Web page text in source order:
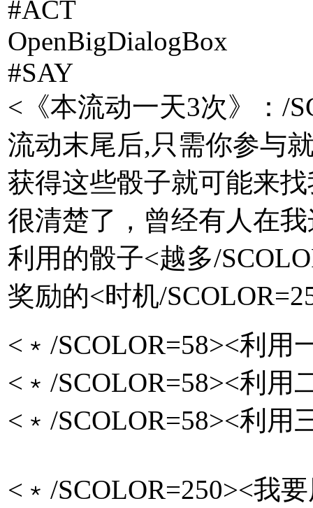
#ACT
OpenBigDialogBox
#SAY
<《本流动一天3次》：/
流动末尾后,只需你参与
获得这些骰子就可能来
很清楚了，曾经有人在
利用的骰子<越多/
奖励的<时机/
<﹡/SCOLOR=58><利
<﹡/SCOLOR=58><利
<﹡/SCOLOR=58><利
<﹡/SCOLOR=250><我